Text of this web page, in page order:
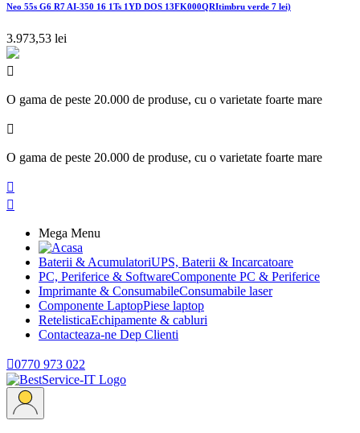
Neo 55s G6 R7 AI-350 16 1Ts 1YD DOS 13FK000QRItimbru verde 7 lei)
3.973,53 lei

O gama de peste 20.000 de produse, cu o varietate foarte mare

O gama de peste 20.000 de produse, cu o varietate foarte mare


Mega Menu
Baterii & AcumulatoriUPS, Baterii & Incarcatoare
PC, Periferice & SoftwareComponente PC & Periferice
Imprimante & ConsumabileConsumabile laser
Componente LaptopPiese laptop
RetelisticaEchipamente & cabluri
Contacteaza-ne Dep Clienti
0770 973 022